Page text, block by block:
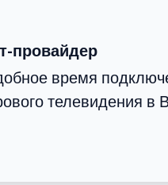
провайдер
время
телевидения в